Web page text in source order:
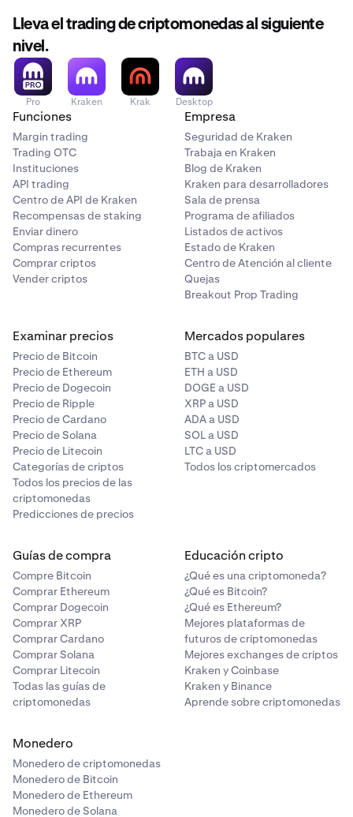
impuestos por los ingresos o por el aumento del valor de los
criptoactivos. Solicita asesoramiento independiente sobre
tu situación fiscal. Pueden aplicarse restricciones
geográficas.
Lleva el trading de criptomonedas al siguiente
nivel.
Pro Kraken Krak Desktop
Funciones
Margin trading
Trading OTC
Instituciones
API trading
Centro de API de Kraken
Recompensas de staking
Enviar dinero
Compras recurrentes
Comprar criptos
Vender criptos
Empresa
Seguridad de Kraken
Trabaja en Kraken
Blog de Kraken
Kraken para desarrolladores
Sala de prensa
Programa de afiliados
Listados de activos
Estado de Kraken
Centro de Atención al cliente
Quejas
Breakout Prop Trading
Examinar precios
Precio de Bitcoin
Precio de Ethereum
Precio de Dogecoin
Precio de Ripple
Precio de Cardano
Precio de Solana
Precio de Litecoin
Categorías de criptos
Todos los precios de las
criptomonedas
Predicciones de precios
Mercados populares
BTC a USD
ETH a USD
DOGE a USD
XRP a USD
ADA a USD
SOL a USD
LTC a USD
Todos los criptomercados
Guías de compra
Compre Bitcoin
Comprar Ethereum
Comprar Dogecoin
Comprar XRP
Comprar Cardano
Comprar Solana
Comprar Litecoin
Todas las guías de
criptomonedas
Educación cripto
¿Qué es una criptomoneda?
¿Qué es Bitcoin?
¿Qué es Ethereum?
Mejores plataformas de
futuros de criptomonedas
Mejores exchanges de criptos
Kraken y Coinbase
Kraken y Binance
Aprende sobre criptomonedas
Monedero
Monedero de criptomonedas
Monedero de Bitcoin
Monedero de Ethereum
Monedero de Solana